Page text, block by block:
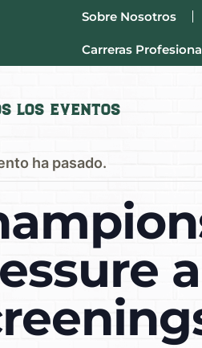
Sobre Nosotros
Carreras
los Eventos
ha pasado.